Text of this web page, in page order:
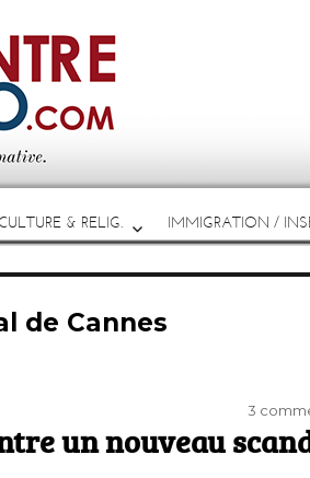
CULTURE & RELIG. IMMIGRATION /
de Cannes
3
un nouveau